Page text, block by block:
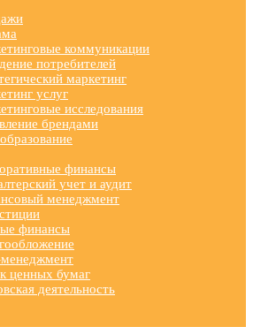
коммуникации
потребителей
маркетинг
услуг
исследования
брендами
финансы
учет и аудит
менеджмент
финансы
ценных бумаг
деятельность